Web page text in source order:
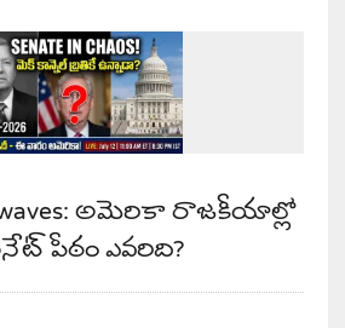
అమెరికా రాజకీయాల్లో
పీఠం ఎవరిది?